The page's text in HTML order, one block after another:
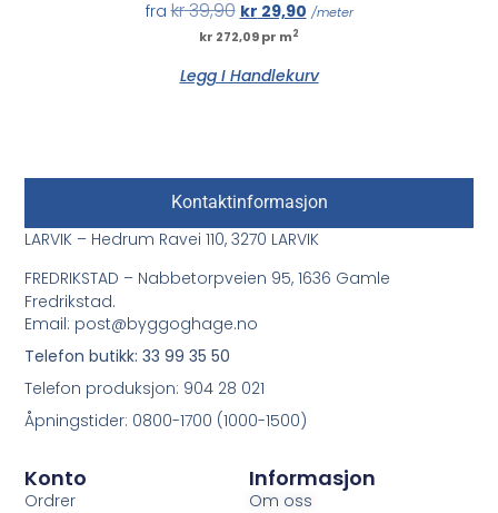
fra kr39,90 kr 29,90 /meter
kr 272,09 pr m2
Legg I Handlekurv
Informasjon
Om oss
Konto
Ordrer
Kontaktinformasjon
LARVIK – Hedrum Ravei 110, 3270 LARVIK
FREDRIKSTAD – Nabbetorpveien 95, 1636 Gamle
Fredrikstad.
Email: post@byggoghage.no
Telefon butikk: 33 99 35 50
Telefon produksjon: 904 28 021
Åpningstider: 0800-1700 (1000-1500)